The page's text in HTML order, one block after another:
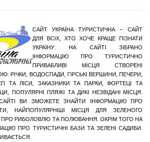
САЙТ УКРАЇНА ТУРИСТИЧНА – САЙТ
ДЛЯ ВСІХ, ХТО ХОЧЕ КРАЩЕ ПІЗНАТИ
УКРАЇНУ. НА САЙТІ ЗІБРАНО
ІНФОРМАЦІЮ ПРО ТУРИСТИЧНО
ПРИВАБЛИВІ МІСЦЯ СТВОРЕНІ
РІЧКИ, ВОДОСПАДИ, ГІРСЬКІ ВЕРШИНИ, ПЕЧЕРИ,
ТА ЛІСИ, ЗАКАЗНИКИ ТА ПАРКИ, ФОРТЕЦІ ТА
ПОПУЛЯРНІ ПЛЯЖІ ТА ДИКІ НЕЗВІДАНІ МІСЦЯ.
ВИ ЗМОЖЕТЕ ЗНАЙТИ ІНФОРМАЦІЮ ПРО
НАЙПОПУЛЯРНІШІ МІСЦЯ ДЛЯ ЗЕЛЕНОГО
ПРО РИБОЛОВЛЮ ТА ПОЛЮВАННЯ. ОКРІМ ТОГО НА
ПРО ТУРИСТИЧНІ БАЗИ ТА ЗЕЛЕНІ САДИБИ.